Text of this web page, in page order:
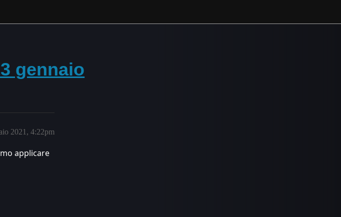
gennaio
2021, 4:22pm
applicare